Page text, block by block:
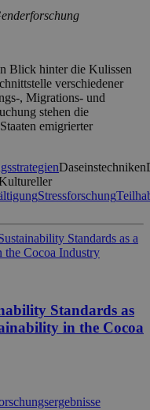
Blick hinter die Kulissen
verschiedener
, Migrations- und
stehen die
emigrierter
Daseinstechniken
Stressforschung
Standards as
in the Cocoa